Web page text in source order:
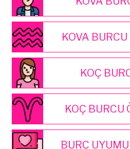
KOVA
KOÇ
KOÇ BURCU
BURÇ